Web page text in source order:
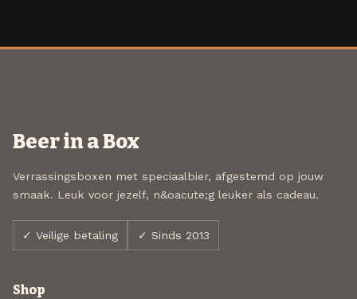
Beer in a Box
Verrassingsboxen met speciaalbier, afgestemd op jouw
smaak. Leuk voor jezelf, n&oacute;g leuker als cadeau.
✓ Veilige betaling ✓ Sinds 2013
Shop